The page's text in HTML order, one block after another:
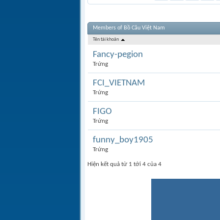
Members of Bồ Câu Việt Nam
Tên tài khoản
Fancy-pegion
Trứng
FCI_VIETNAM
Trứng
FIGO
Trứng
funny_boy1905
Trứng
Hiện kết quả từ 1 tới 4 của 4